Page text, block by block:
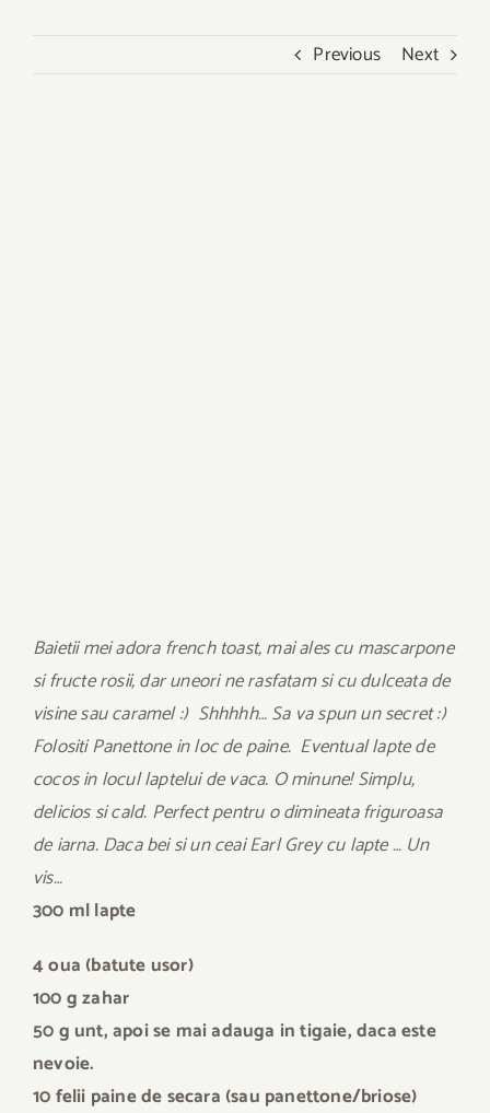
Previous Next
Baietii mei adora french toast, mai ales cu mascarpone
si fructe rosii, dar uneori ne rasfatam si cu dulceata de
visine sau caramel :) Shhhhh… Sa va spun un secret :)
Folositi Panettone in loc de paine. Eventual lapte de
cocos in locul laptelui de vaca. O minune! Simplu,
delicios si cald. Perfect pentru o dimineata friguroasa
de iarna. Daca bei si un ceai Earl Grey cu lapte … Un
vis…
300 ml lapte
4 oua (batute usor)
100 g zahar
50 g unt, apoi se mai adauga in tigaie, daca este
nevoie.
10 felii paine de secara (sau panettone/briose)